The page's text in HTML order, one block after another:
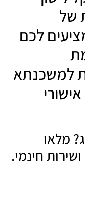
של
לכם
למשכנתא
מלאו
חינמי.